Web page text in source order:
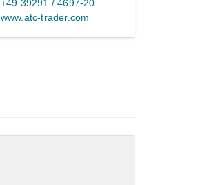
+49 39291 / 4697-20
www.atc-trader.com